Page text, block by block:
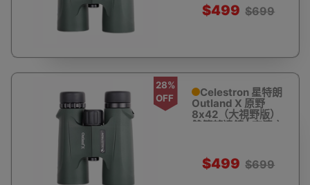
$499 $699
28%
OFF
Celestron 星特朗
Outland X 原野
8x42（大視野版）
雙筒望遠鏡 | 高清充
$499 $699